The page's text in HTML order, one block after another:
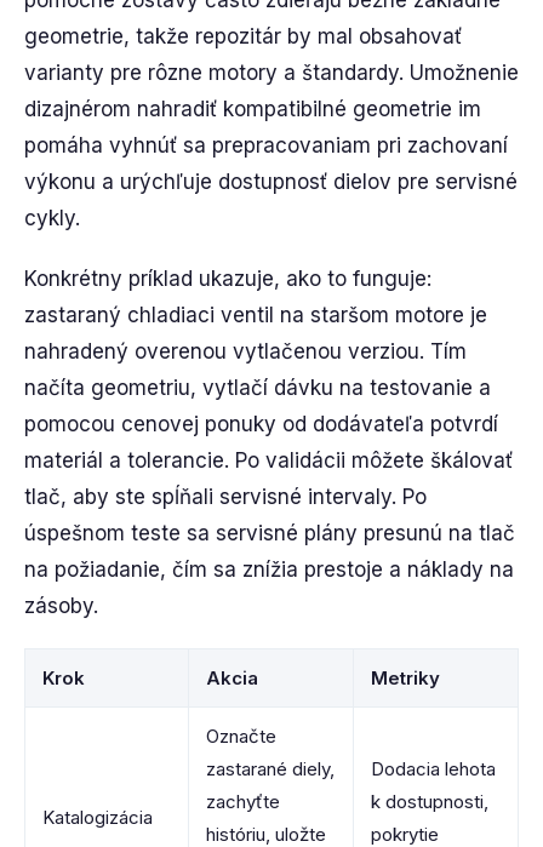
geometrie, takže repozitár by mal obsahovať
varianty pre rôzne motory a štandardy. Umožnenie
dizajnérom nahradiť kompatibilné geometrie im
pomáha vyhnúť sa prepracovaniam pri zachovaní
výkonu a urýchľuje dostupnosť dielov pre servisné
cykly.
Konkrétny príklad ukazuje, ako to funguje:
zastaraný chladiaci ventil na staršom motore je
nahradený overenou vytlačenou verziou. Tím
načíta geometriu, vytlačí dávku na testovanie a
pomocou cenovej ponuky od dodávateľa potvrdí
materiál a tolerancie. Po validácii môžete škálovať
tlač, aby ste spĺňali servisné intervaly. Po
úspešnom teste sa servisné plány presunú na tlač
na požiadanie, čím sa znížia prestoje a náklady na
zásoby.
Krok Akcia Metriky
Katalogizácia
Označte
zastarané diely,
zachyťte
históriu, uložte
Dodacia lehota
k dostupnosti,
pokrytie